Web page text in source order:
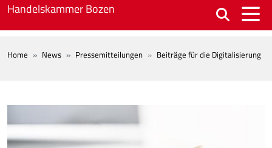
Skip to main content
Handelskammer Bozen
BREADCRUMB
Home News Pressemitteilungen Beiträge für die Digitalisierung